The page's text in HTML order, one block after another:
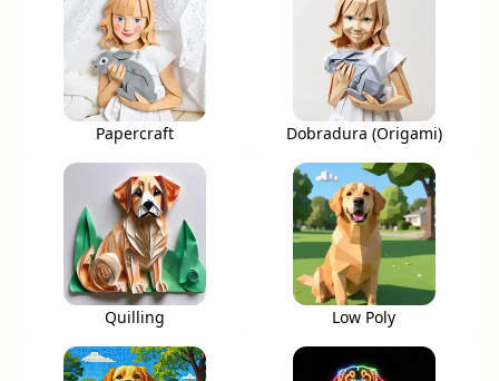
Papercraft Dobradura (Origami)
Quilling Low Poly